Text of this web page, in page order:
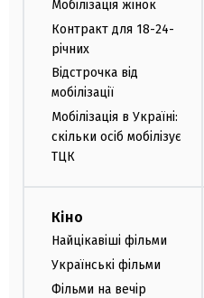
Мобілізація жінок
Контракт для 18-24-
річних
Відстрочка від
мобілізації
Мобілізація в Україні:
скільки осіб мобілізує
ТЦК
Кіно
Найцікавіші фільми
Українські фільми
Фільми на вечір